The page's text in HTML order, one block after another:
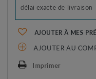
délai exacte de livraison
AJOUTER À MES
AJOUTER AU
Imprimer